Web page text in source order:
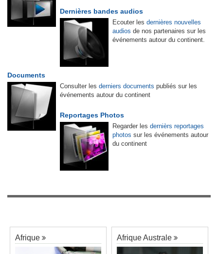
Dernières bandes audios
Ecouter les dernières nouvelles
audios de nos partenaires sur les
événements autour du continent.
Documents
Consulter les derniers documents publiés sur les
événements autour du continent
Reportages Photos
Regarder les dernièrs reportages
photos sur les événements autour
du continent
Afrique Afrique Australe